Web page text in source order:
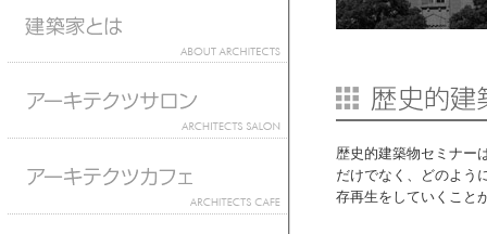
歴史的建築物セミナー
だけでなく、どのよう
存再生をしていくこと